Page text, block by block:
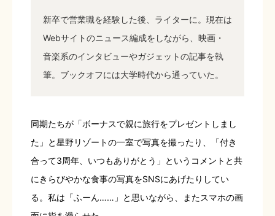
新卒で営業職を経験した後、ライターに。現在は
Webサイトのニュース編成をしながら、映画・
音楽系のインタビューやガジェットの記事を執
筆。ブックオフには大学時代から通っていた。
同期たちが「ボーナスで親に旅行をプレゼントしまし
た」と星野リゾートの一室で写真を撮ったり、「付き
合って3周年、いつもありがとう」というコメントと共
にきらびやかな食事の写真をSNSにあげたりしてい
る。私は「ふーん……」と思いながら、またスマホの画